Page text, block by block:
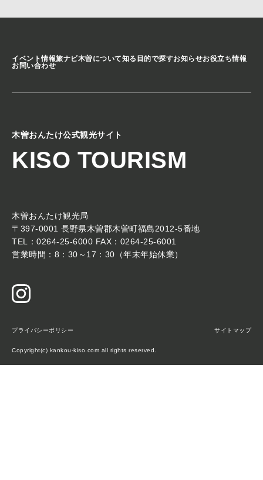
イベント情報旅ナビ木曽について知る 目的で探すお知らせお役立ち情報
お問い合わせ
木曽おんたけ公式観光サイト
KISO TOURISM
木曽おんたけ観光局
〒397-0001 長野県木曽郡木曽町福島2012-5番地
TEL：0264-25-6000 FAX：0264-25-6001
営業時間：8：30～17：30（年末年始休業）
プライバシーポリシー サイトマップ
Copyright(c) kankou-kiso.com all rights reserved.